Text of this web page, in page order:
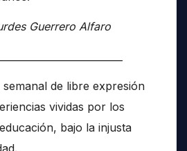
Guerrero Alfaro
semanal de libre expresión
vividas por los
bajo la injusta